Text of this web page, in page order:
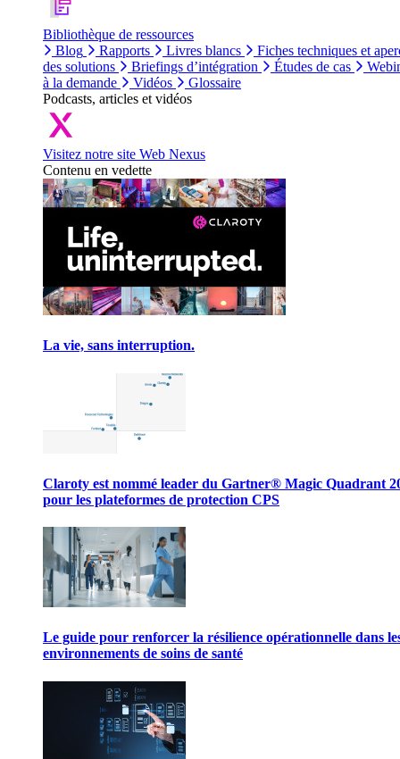
Bibliothèque de ressources
Blog
Rapports Livres blancs
Fiches techniques et
des solutions
Briefings d’intégration Études de cas
à la demande
Vidéos
Glossaire
Podcasts, articles et vidéos
Visitez notre site Web Nexus
Contenu en vedette
La vie, sans interruption.
Claroty est nommé leader du Gartner® Magic Quadrant
pour les plateformes de protection CPS
Le guide pour renforcer la résilience opérationnelle dans
environnements de soins de santé